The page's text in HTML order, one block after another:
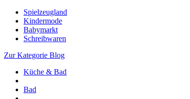
Spielzeugland
Kindermode
Babymarkt
Schreibwaren
Zur Kategorie Blog
Küche & Bad
Bad